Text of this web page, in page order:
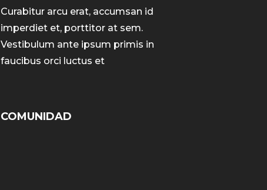
Curabitur arcu erat, accumsan id
imperdiet et, porttitor at sem.
Vestibulum ante ipsum primis in
faucibus orci luctus et
COMUNIDAD